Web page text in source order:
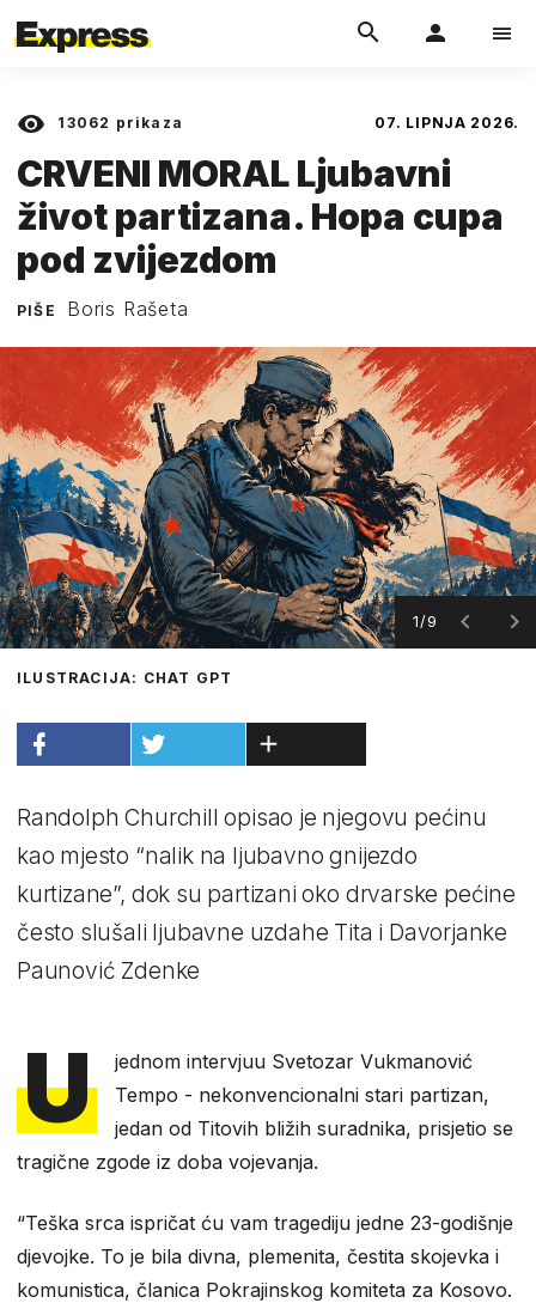
13062 prikaza 07. LIPNJA 2026.
CRVENI MORAL Ljubavni
život partizana. Hopa cupa
pod zvijezdom
PIŠE Boris Rašeta
1/9
ILUSTRACIJA: CHAT GPT
Randolph Churchill opisao je njegovu pećinu
kao mjesto “nalik na ljubavno gnijezdo
kurtizane”, dok su partizani oko drvarske pećine
često slušali ljubavne uzdahe Tita i Davorjanke
Paunović Zdenke
U
jednom intervjuu Svetozar Vukmanović
Tempo - nekonvencionalni stari partizan,
jedan od Titovih bližih suradnika, prisjetio se
tragične zgode iz doba vojevanja.
“Teška srca ispričat ću vam tragediju jedne 23-godišnje
djevojke. To je bila divna, plemenita, čestita skojevka i
komunistica, članica Pokrajinskog komiteta za Kosovo.